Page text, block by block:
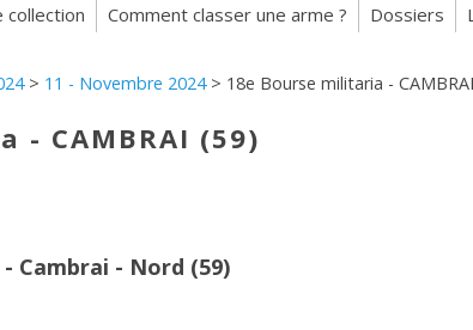
collection Comment classer une arme ? Dossiers
> 11 - Novembre 2024> 18e Bourse militaria -
CAMBRAI (59)
Cambrai - Nord (59)